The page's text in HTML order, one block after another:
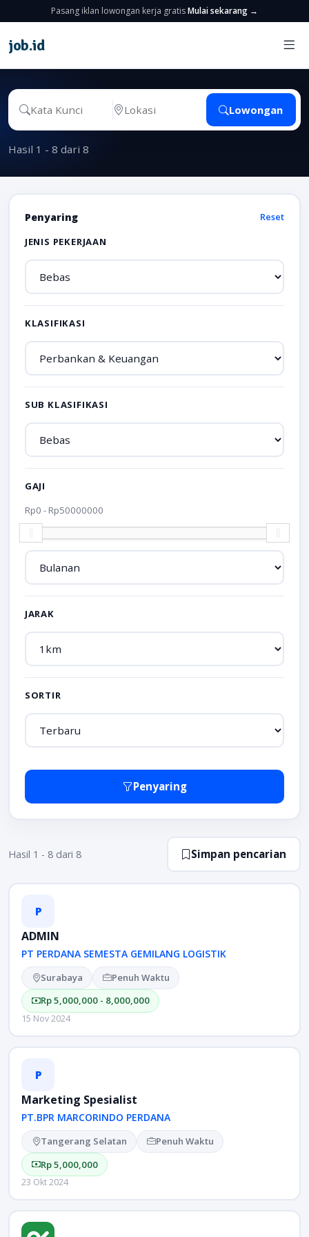
Pasang iklan lowongan kerja gratisMulai sekarang →
job.id
Lowongan
Hasil 1 - 8 dari 8
Penyaring
Reset
JENIS PEKERJAAN
KLASIFIKASI
SUB KLASIFIKASI
GAJI
Rp0 - Rp50000000
JARAK
SORTIR
Penyaring
Hasil 1 - 8 dari 8 Simpan pencarian
P
ADMIN
PT PERDANA SEMESTA GEMILANG LOGISTIK
Surabaya
Penuh Waktu
Rp 5,000,000 - 8,000,000
15 Nov 2024
P
Marketing Spesialist
PT.BPR MARCORINDO PERDANA
Tangerang Selatan
Penuh Waktu
Rp 5,000,000
23 Okt 2024